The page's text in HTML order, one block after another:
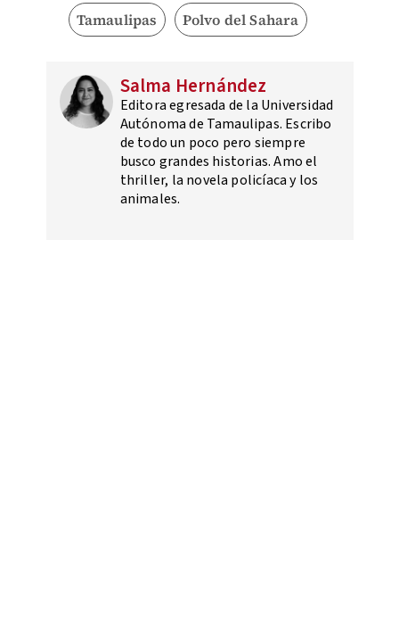
Tamaulipas Polvo del Sahara
Salma Hernández
Editora egresada de la Universidad
Autónoma de Tamaulipas. Escribo
de todo un poco pero siempre
busco grandes historias. Amo el
thriller, la novela policíaca y los
animales.